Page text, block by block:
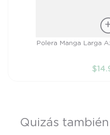
Polera Manga Larga
$14.
Quizás